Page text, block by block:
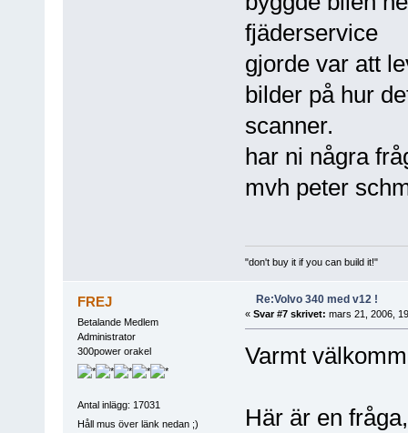
fjäderservice
gjorde var att
bilder på hur
scanner.
har ni några
mvh peter
"don't buy it if you can build it!"
FREJ
Betalande Medlem
Administrator
300power orakel
Antal inlägg: 17031
Håll mus över länk nedan ;)
Re:Volvo 340 med v12 !
« Svar #7 skrivet: mars 21, 2006,
Varmt
Här är en